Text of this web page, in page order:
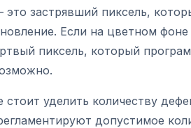
застрявший пиксель,
Если на цветном фоне
пиксель, который
уделить количеству
допустимое